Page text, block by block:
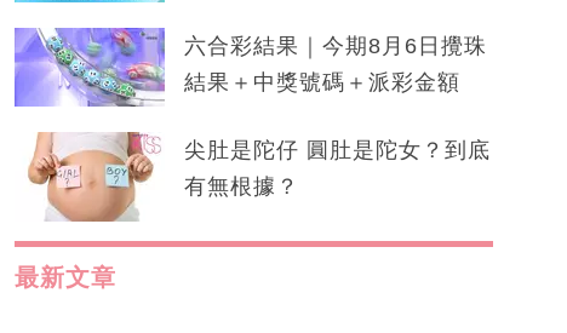
六合彩結果｜今期8月6日攪珠
結果＋中獎號碼＋派彩金額
尖肚是陀仔 圓肚是陀女？到底
有無根據？
最新文章